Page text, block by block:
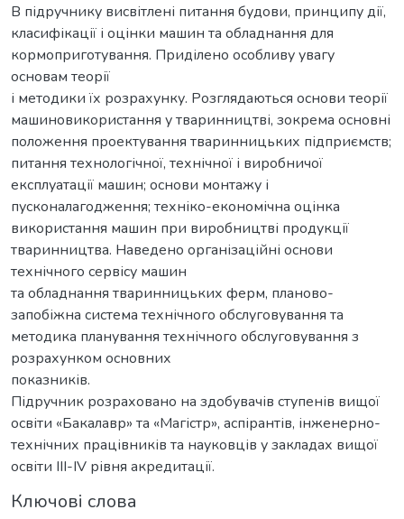
В підручнику висвітлені питання будови, принципу дії,
класифікації і оцінки машин та обладнання для
кормоприготування. Приділено особливу увагу
основам теорії
і методики їх розрахунку. Розглядаються основи теорії
машиновикористання у тваринництві, зокрема основні
положення проектування тваринницьких підприємств;
питання технологічної, технічної і виробничої
експлуатації машин; основи монтажу і
пусконалагодження; техніко-економічна оцінка
використання машин при виробництві продукції
тваринництва. Наведено організаційні основи
технічного сервісу машин
та обладнання тваринницьких ферм, планово-
запобіжна система технічного обслуговування та
методика планування технічного обслуговування з
розрахунком основних
показників.
Підручник розраховано на здобувачів ступенів вищої
освіти «Бакалавр» та «Магістр», аспірантів, інженерно-
технічних працівників та науковців у закладах вищої
освіти ІІІ-ІV рівня акредитації.
Ключові слова